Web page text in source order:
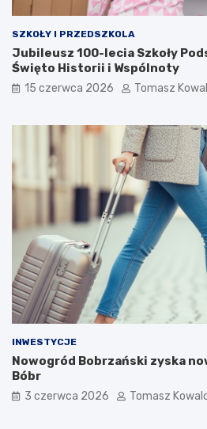
SZKOŁY I PRZEDSZKOLA
Jubileusz 100-lecia Szkoły
Święto Historii i Wspólnoty
15 czerwca 2026 Tomasz
INWESTYCJE
Nowogród Bobrzański zyska
Bóbr
3 czerwca 2026 Tomasz